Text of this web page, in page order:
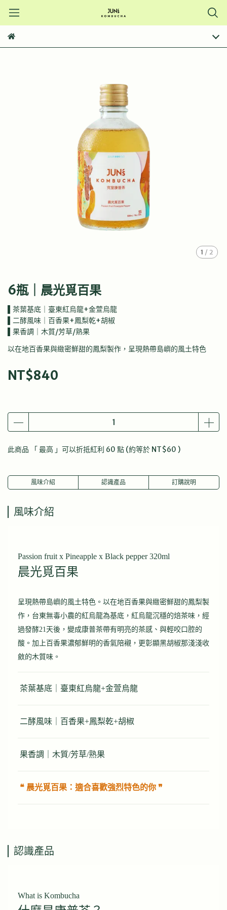
1 / 2
6瓶｜晨光覓百果
▌茶葉基底｜臺東紅烏龍+金萱烏龍
▌二酵風味｜百香果+鳳梨乾+胡椒
▌果香調｜木質/芳草/熟果
以在地百香果與緻密鮮甜的鳳梨製作，呈現熱帶島嶼的風土特色
NT$840
此商品 「 最高 」可以折抵紅利 60 點 (約等於 NT$60 )
風味介紹 認識產品 訂購說明
風味介紹
Passion fruit x Pineapple x Black pepper 320ml
晨光覓百果
呈現熱帶島嶼的風土特色。以在地百香果與緻密鮮甜的鳳梨製
作，台東無毒小農的紅烏龍為基底，紅烏龍沉穩的焙茶味，經
過發酵21天後，變成康普茶帶有明亮的茶感、與輕咬口腔的
酸。加上百香果濃郁鮮明的香氣陪襯，更彰顯黑胡椒那淺淺收
斂的木質味。
茶葉基底｜臺東紅烏龍+金萱烏龍
二酵風味｜百香果+鳳梨乾+胡椒
果香調｜木質/芳草/熟果
❝ 晨光覓百果：適合喜歡強烈特色的你 ❞
認識產品
What is Kombucha